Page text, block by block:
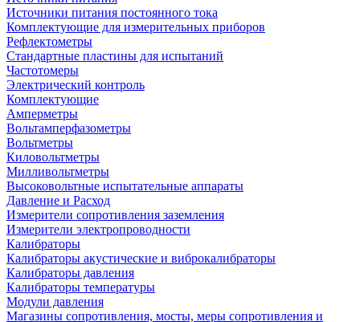
Источники питания постоянного тока
Комплектующие для измерительных приборов
Рефлектометры
Стандартные пластины для испытаний
Частотомеры
Электрический контроль
Комплектующие
Амперметры
Вольтамперфазометры
Вольтметры
Киловольтметры
Милливольтметры
Высоковольтные испытательные аппараты
Давление и Расход
Измерители сопротивления заземления
Измерители электропроводности
Калибраторы
Калибраторы акустические и виброкалибраторы
Калибраторы давления
Калибраторы температуры
Модули давления
Магазины сопротивления, мосты, меры сопротивления и